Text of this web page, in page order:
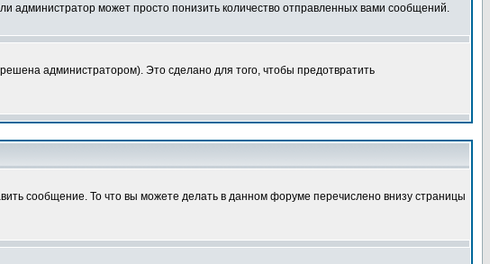
администратор может просто понизить количество отправленных вами сообщений.
администратором). Это сделано для того, чтобы предотвратить
сообщение. То что вы можете делать в данном форуме перечислено внизу страницы